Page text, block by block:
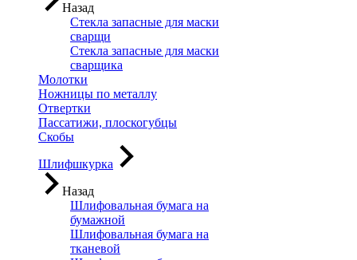
Назад
Стекла запасные для маски
сварщи
Стекла запасные для маски
сварщика
Молотки
Ножницы по металлу
Отвертки
Пассатижи, плоскогубцы
Скобы
Шлифшкурка
Назад
Шлифовальная бумага на
бумажной
Шлифовальная бумага на
тканевой